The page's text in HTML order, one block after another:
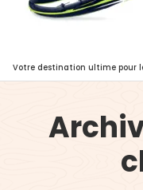
Votre destination ultime pour